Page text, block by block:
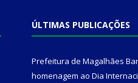
ÚLTIMAS PUBLICAÇÕES
Prefeitura de Magalhães
homenagem ao Dia